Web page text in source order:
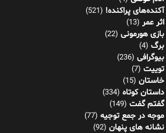
آکنده‌های پراکنده! (521)
اثر عمر (13)
بازی هورمونی (22)
برگ (4)
بیوگرافی (236)
توییت (7)
خاستان (15)
داستان کوتاه (334)
گفتم گفت (149)
موجه در جمع توجیه (77)
نشانه های پنهان (92)